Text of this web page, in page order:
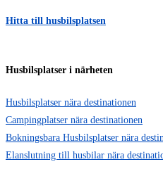
Hitta till husbilsplatsen
Husbilsplatser i närheten
Husbilsplatser nära destinationen
Campingplatser nära destinationen
Bokningsbara Husbilsplatser nära
Elanslutning till husbilar nära